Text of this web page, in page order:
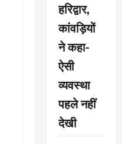
हरिद्वार,
कांवड़ियों
ने कहा-
ऐसी
व्यवस्था
पहले नहीं
देखी